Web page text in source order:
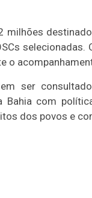
milhões
o
ser
com
dos povos e
Concurso
08 10 12
36 43